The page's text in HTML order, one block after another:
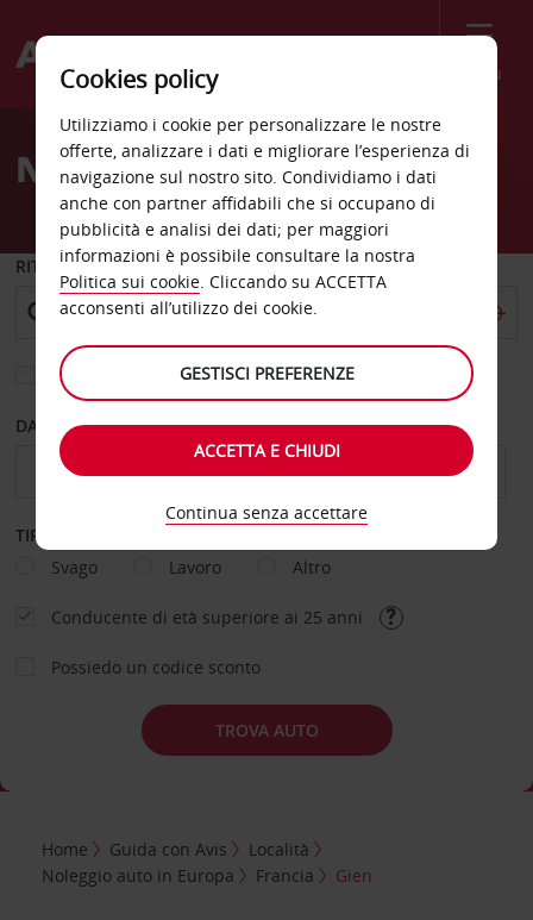
Menù
Welcome
AvisNoleggio auto Gien
RITIRO DA
Scegli una località di riconsegna diversa
DAL GIORNO AL GIORNO
TIPOLOGIA DI NOLEGGIO
Svago
Lavoro Altro
Conducente di età superiore ai 25 anni
Possiedo un codice sconto
TROVA AUTO
Home Guida con Avis
Località
Noleggio auto in Europa
Francia Gien
Cookies policy
Utilizziamo i cookie per personalizzare le nostre
offerte, analizzare i dati e migliorare l’esperienza di
navigazione sul nostro sito. Condividiamo i dati
anche con partner affidabili che si occupano di
pubblicità e analisi dei dati; per maggiori
informazioni è possibile consultare la nostra
Politica sui cookie. Cliccando su ACCETTA
acconsenti all’utilizzo dei cookie.
GESTISCI PREFERENZE
ACCETTA E CHIUDI
Continua senza accettare